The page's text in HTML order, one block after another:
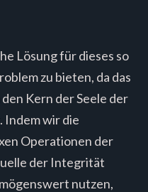
Lösung für dieses so
zu bieten, da das
Kern der Seele der
Indem wir die
Operationen der
der Integrität
nutzen,